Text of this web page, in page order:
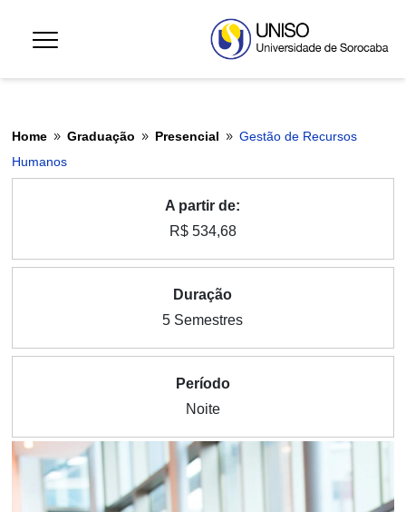
Home 9 Graduação 9 Presencial 9 Gestão de Recursos
Humanos
A partir de:
R$ 534,68
Duração
5 Semestres
Período
Noite